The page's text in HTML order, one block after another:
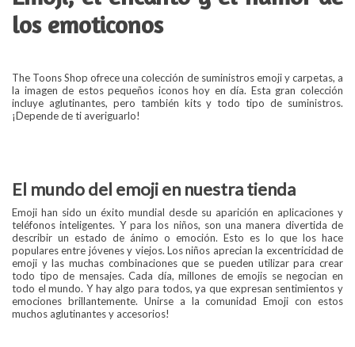
los emoticonos
The Toons Shop ofrece una colección de suministros emoji y carpetas, a
la imagen de estos pequeños iconos hoy en día. Esta gran colección
incluye aglutinantes, pero también kits y todo tipo de suministros.
¡Depende de ti averiguarlo!
El mundo del emoji en nuestra tienda
Emoji han sido un éxito mundial desde su aparición en aplicaciones y
teléfonos inteligentes. Y para los niños, son una manera divertida de
describir un estado de ánimo o emoción. Esto es lo que los hace
populares entre jóvenes y viejos. Los niños aprecian la excentricidad de
emoji y las muchas combinaciones que se pueden utilizar para crear
todo tipo de mensajes. Cada día, millones de emojis se negocian en
todo el mundo. Y hay algo para todos, ya que expresan sentimientos y
emociones brillantemente. Unirse a la comunidad Emoji con estos
muchos aglutinantes y accesorios!